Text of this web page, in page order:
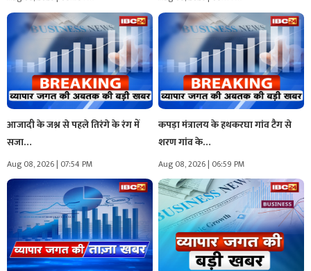
आजादी के जश्न से पहले तिरंगे के रंग में
सजा…
Aug 08, 2026 | 07:54 PM
कपड़ा मंत्रालय के हथकरघा गांव टैग से
शरण गांव के…
Aug 08, 2026 | 06:59 PM